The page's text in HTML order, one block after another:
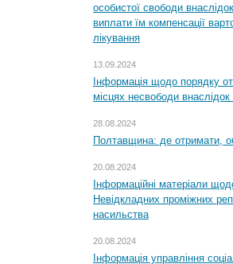
особистої свободи
виплати їм компенсації
лікування
13.09.2024
Інформація щодо порядку
місцях несвободи внаслідок
28.08.2024
Полтавщина: де отримати,
20.08.2024
Інформаційні матеріали
Невідкладних проміжних
насильства
20.08.2024
Інформація управління